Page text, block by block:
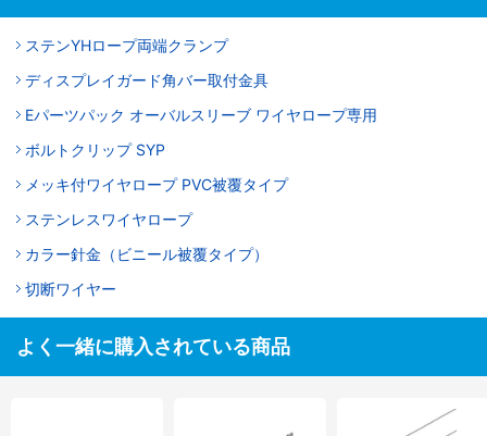
ステンYHロープ両端クランプ
ディスプレイガード角バー取付金具
Eパーツパック オーバルスリーブ ワイヤロープ専用
ボルトクリップ SYP
メッキ付ワイヤロープ PVC被覆タイプ
ステンレスワイヤロープ
カラー針金（ビニール被覆タイプ）
切断ワイヤー
よく一緒に購入されている商品